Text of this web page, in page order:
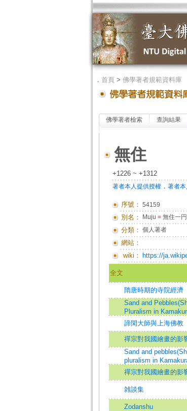
． 首頁> 佛學著者規範資料庫
佛學著者檢索 查詢結果
無住
+1226 ~ +1312
著者本人提供授權． 著者本
序號： 54159
別名： Muju =無住一円
分類： 個人著者
網站：
wiki：
https://
全文
隋唐時期的寺院經濟
Sand and
Pluralism in
諦閑大師與上海佛教
禪宗對我國繪畫的影
Sand and
pluralism in
禪宗對我國繪畫的影
雑談集
Zodanshu